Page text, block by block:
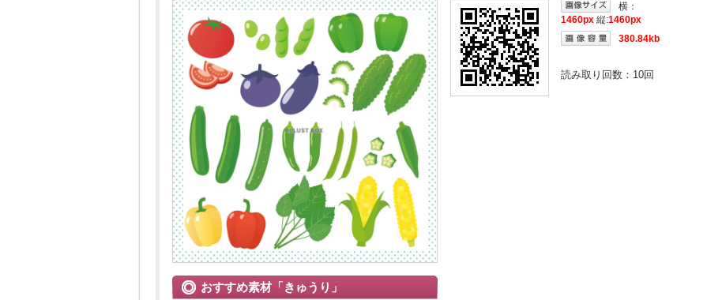
おすすめ素材「きゅうり」
横：
1460px 縦:1460px
380.84kb
読み取り回数： 10回